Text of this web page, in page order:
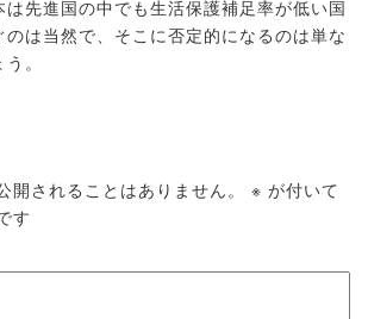
は先進国の中でも生活保護補足率が低い国
のは当然で、そこに否定的になるのは単な
。
開されることはありません。 ※ が付いて
す